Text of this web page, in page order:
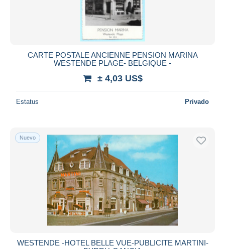
CARTE POSTALE ANCIENNE PENSION MARINA
WESTENDE PLAGE- BELGIQUE -
± 4,03 US$
Estatus Privado
Nuevo
WESTENDE -HOTEL BELLE VUE-PUBLICITE MARTINI-